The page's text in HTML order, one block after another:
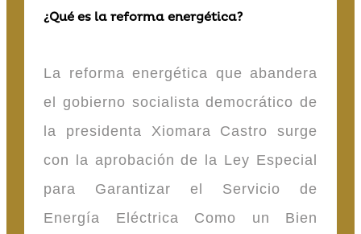
¿Qué es la reforma energética?
La reforma energética que abandera
el gobierno socialista democrático de
la presidenta Xiomara Castro surge
con la aprobación de la Ley Especial
para Garantizar el Servicio de
Energía Eléctrica Como un Bien